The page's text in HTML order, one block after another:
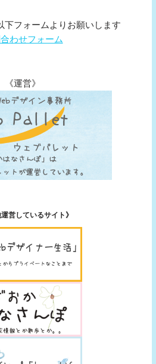
下フォームよりお願いします
わせフォーム
《運営》
運営しているサイト》